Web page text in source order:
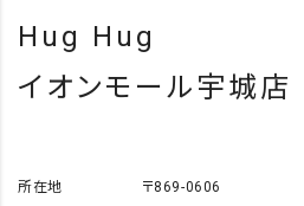
Hug Hug
イオンモール宇城店
所在地
〒869-0606